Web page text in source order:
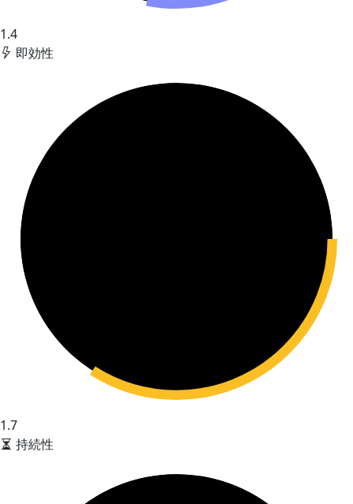
1.4
即効性
1.7
持続性